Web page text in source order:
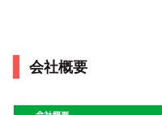
会社概要